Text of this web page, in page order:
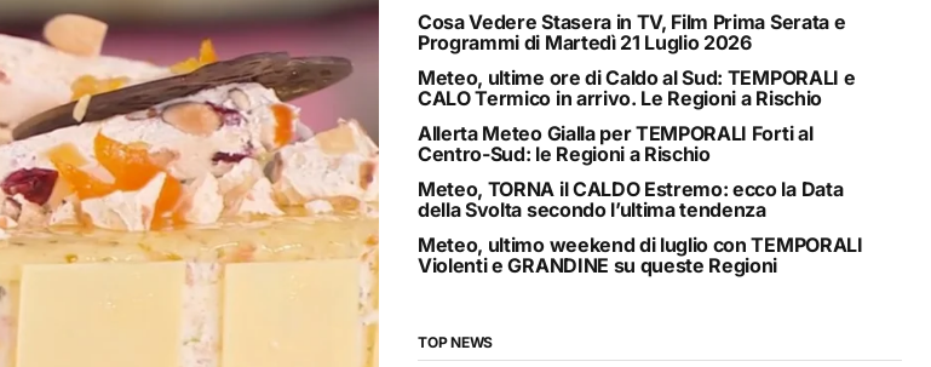
Cosa Vedere Stasera in TV, Film Prima Serata e
Programmi di Martedì 21 Luglio 2026
Meteo, ultime ore di Caldo al Sud: TEMPORALI e
CALO Termico in arrivo. Le Regioni a Rischio
Allerta Meteo Gialla per TEMPORALI Forti al
Centro-Sud: le Regioni a Rischio
Meteo, TORNA il CALDO Estremo: ecco la Data
della Svolta secondo l’ultima tendenza
Meteo, ultimo weekend di luglio con TEMPORALI
Violenti e GRANDINE su queste Regioni
TOP NEWS